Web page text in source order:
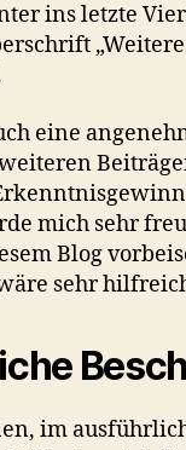
ins letzte
eine
mich sehr
Blog
sehr
im